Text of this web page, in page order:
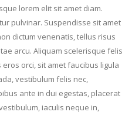
lorem elit sit amet diam.
pulvinar. Suspendisse sit amet
dictum venenatis, tellus risus
arcu. Aliquam scelerisque felis
orci, sit amet faucibus ligula
vestibulum felis nec,
ante in dui egestas, placerat
iaculis neque in,